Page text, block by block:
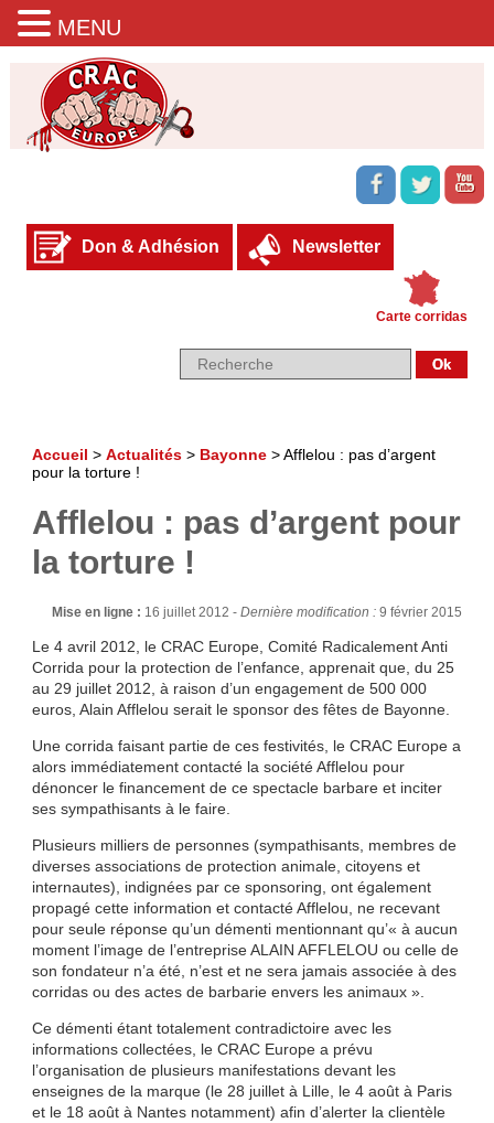
Don & Adhésion Newsletter
Carte corridas
Accueil > Actualités> Bayonne>Afflelou : pas d’argent
pour la torture !
Afflelou : pas d’argent pour
la torture !
Mise en ligne : 16 juillet 2012 -Dernière modification :9 février 2015
Le 4 avril 2012, le CRAC Europe, Comité Radicalement Anti
Corrida pour la protection de l’enfance, apprenait que, du 25
au 29 juillet 2012, à raison d’un engagement de 500 000
euros, Alain Afflelou serait le sponsor des fêtes de Bayonne.
Une corrida faisant partie de ces festivités, le CRAC Europe a
alors immédiatement contacté la société Afflelou pour
dénoncer le financement de ce spectacle barbare et inciter
ses sympathisants à le faire.
Plusieurs milliers de personnes (sympathisants, membres de
diverses associations de protection animale, citoyens et
internautes), indignées par ce sponsoring, ont également
propagé cette information et contacté Afflelou, ne recevant
pour seule réponse qu’un démenti mentionnant qu’« à aucun
moment l’image de l’entreprise ALAIN AFFLELOU ou celle de
son fondateur n’a été, n’est et ne sera jamais associée à des
corridas ou des actes de barbarie envers les animaux ».
Ce démenti étant totalement contradictoire avec les
informations collectées, le CRAC Europe a prévu
l’organisation de plusieurs manifestations devant les
enseignes de la marque (le 28 juillet à Lille, le 4 août à Paris
et le 18 août à Nantes notamment) afin d’alerter la clientèle
MENU